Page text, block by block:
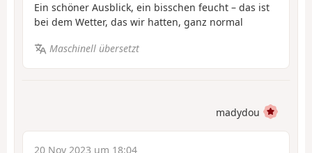
Ein schöner Ausblick, ein bisschen feucht – das ist
bei dem Wetter, das wir hatten, ganz normal
Maschinell übersetzt
madydou
20 Nov 2023 um 18:04